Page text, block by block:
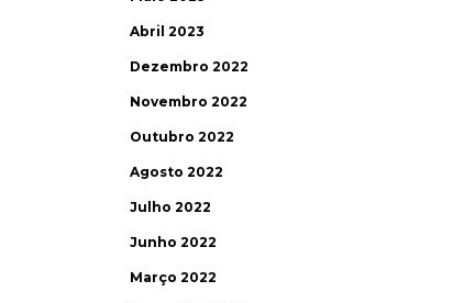
Abril 2023
Dezembro 2022
Novembro 2022
Outubro 2022
Agosto 2022
Julho 2022
Junho 2022
Março 2022